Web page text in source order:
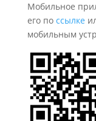
Мобильное
его по ссылке
мобильным